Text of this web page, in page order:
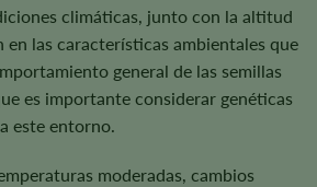
climáticas, junto con la altitud
en las características ambientales que
general de las semillas
es importante considerar genéticas
este entorno.
moderadas, cambios